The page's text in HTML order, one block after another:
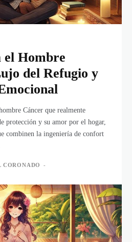
el Hombre
del Refugio y
Cáncer que realmente
protección y su amor por el hogar,
combinen la ingeniería de confort
CORONADO -